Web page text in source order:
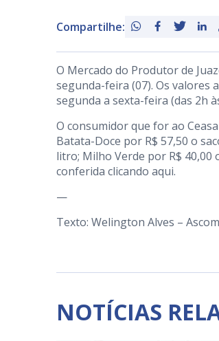
Compartilhe:
O Mercado do Produtor de
segunda-feira (07). Os valores
segunda a sexta-feira (das 2h
O consumidor que for ao
Batata-Doce por R$ 57,50 o
litro; Milho Verde por R$ 40,00
conferida clicando aqui.
—
Texto: Welington Alves –
NOTÍCIAS